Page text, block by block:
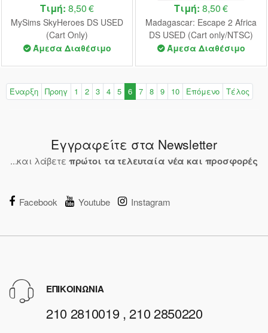
Τιμή: 8,50 €
MySims SkyHeroes DS USED
(Cart Only)
Άμεσα Διαθέσιμο
Τιμή: 8,50 €
Madagascar: Escape 2 Africa
DS USED (Cart only/NTSC)
Άμεσα Διαθέσιμο
Έναρξη Προηγ 1 2 3 4 5 6 7 8 9 10 Επόμενο Τέλος
Εγγραφείτε στα Newsletter
...και λάβετε πρώτοι τα τελευταία νέα και προσφορές
Facebook Youtube Instagram
ΕΠΙΚΟΙΝΩΝΙΑ
210 2810019 , 210 2850220